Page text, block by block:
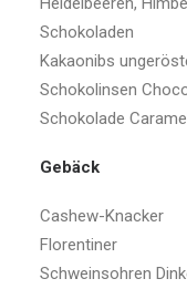
Schokoladen
Kakaonibs
Schokolinsen
Schokolade
Gebäck
Cashew-Knacker
Florentiner
Schweinsohren